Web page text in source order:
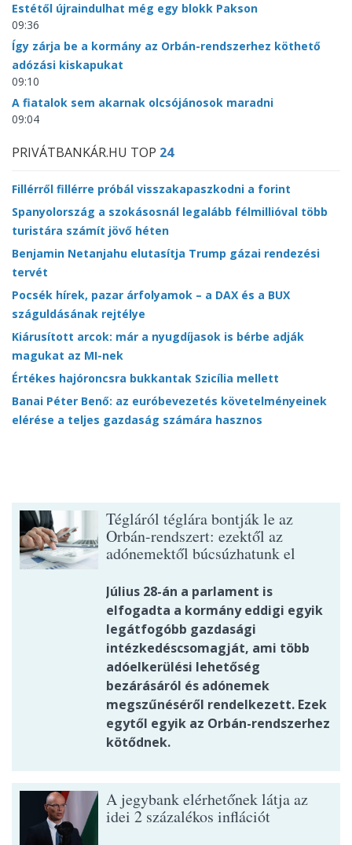
Estétől újraindulhat még egy blokk Pakson
09:36
Így zárja be a kormány az Orbán-rendszerhez köthető
adózási kiskapukat
09:10
A fiatalok sem akarnak olcsójánosok maradni
09:04
PRIVÁTBANKÁR.HU TOP 24
Fillérről fillérre próbál visszakapaszkodni a forint
Spanyolország a szokásosnál legalább félmillióval több
turistára számít jövő héten
Benjamin Netanjahu elutasítja Trump gázai rendezési
tervét
Pocsék hírek, pazar árfolyamok – a DAX és a BUX
száguldásának rejtélye
Kiárusított arcok: már a nyugdíjasok is bérbe adják
magukat az MI-nek
Értékes hajóroncsra bukkantak Szicília mellett
Banai Péter Benő: az euróbevezetés követelményeinek
elérése a teljes gazdaság számára hasznos
Tégláról téglára bontják le az
Orbán-rendszert: ezektől az
adónemektől búcsúzhatunk el
Július 28-án a parlament is
elfogadta a kormány eddigi egyik
legátfogóbb gazdasági
intézkedéscsomagját, ami több
adóelkerülési lehetőség
bezárásáról és adónemek
megszűnéséről rendelkezett. Ezek
egytől egyik az Orbán-rendszerhez
kötődnek.
A jegybank elérhetőnek látja az
idei 2 százalékos inflációt